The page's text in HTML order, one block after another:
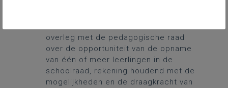
overleg met de pedagogische raad
over de opportuniteit van de opname
van één of meer leerlingen in de
schoolraad, rekening houdend met de
mogelijkheden en de draagkracht van